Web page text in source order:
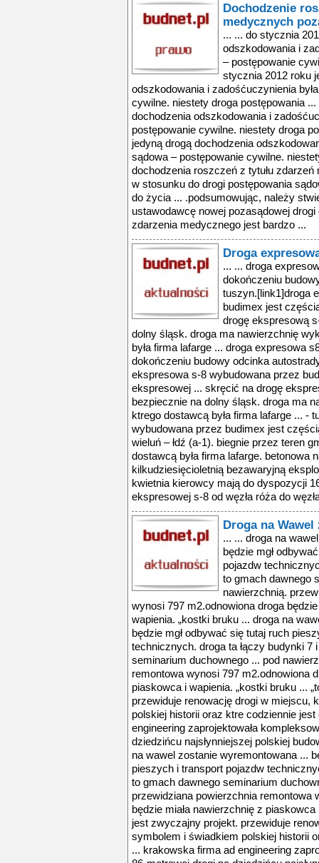
Dochodzenie
medycznych
... ... do stycznia
odszkodowania i
– postępowanie
stycznia 2012 roku
odszkodowania i zadośćuczynienia
cywilne. niestety droga postępowania
dochodzenia odszkodowania i
postępowanie cywilne. niestety droga
jedyną drogą dochodzenia
sądowa – postępowanie cywilne.
dochodzenia roszczeń z tytułu
w stosunku do drogi postępowania
do życia ... .podsumowując, należy
ustawodawcę nowej pozasądowej
zdarzenia medycznego jest bardzo ...
Droga
... ... droga
dokończeniu
tuszyn.[link1]droga
budimex jest
drogę ekspresową
dolny śląsk. droga ma nawierzchnię
była firma lafarge ... droga expresowa
dokończeniu budowy odcinka
ekspresowa s-8 wybudowana przez
ekspresowej ... skręcić na drogę
bezpiecznie na dolny śląsk. droga ma
ktrego dostawcą była firma lafarge ... -
wybudowana przez budimex jest
wieluń – łdź (a-1). biegnie przez teren
dostawcą była firma lafarge. betonowa
kilkudziesięcioletnią bezawaryjną
kwietnia kierowcy mają do dyspozycji
ekspresowej s-8 od węzła róża do
Droga na
... ... droga na
będzie mgł
pojazdw
to gmach dawnego
nawierzchnią.
wynosi 797 m2.odnowiona droga
wapienia. „kostki bruku ... droga na
będzie mgł odbywać się tutaj ruch
technicznych. droga ta łączy budynki 7
seminarium duchownego ... pod
remontowa wynosi 797 m2.odnowiona
piaskowca i wapienia. „kostki bruku ...
przewiduje renowację drogi w miejscu,
polskiej historii oraz ktre codziennie
engineering zaprojektowała
dziedzińcu najsłynniejszej polskiej
na wawel zostanie wyremontowana ...
pieszych i transport pojazdw
to gmach dawnego seminarium
przewidziana powierzchnia remontowa
będzie miała nawierzchnię z
jest zwyczajny projekt. przewiduje
symbolem i świadkiem polskiej historii
... krakowska firma ad engineering